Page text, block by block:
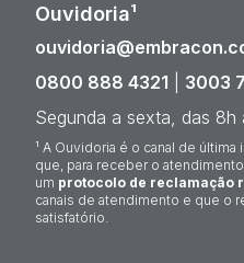
Ouvidoria¹
0800 888 4321
3003
Segunda a sexta, das
¹ A Ouvidoria é o canal de última
que, para receber o
um protocolo de reclamação
canais de atendimento e que o
satisfatório.